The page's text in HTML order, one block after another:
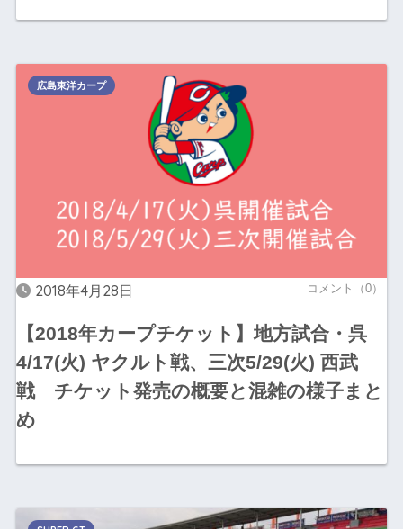
2018年4月28日 コメント（0）
【2018年カープチケット】地方試合・呉
4/17(火) ヤクルト戦、三次5/29(火) 西武
戦 チケット発売の概要と混雑の様子まと
め
広島東洋カープ